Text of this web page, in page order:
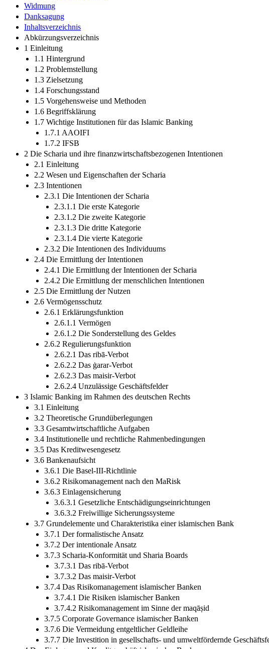
Widmung
Danksagung
Inhaltsverzeichnis
Abkürzungsverzeichnis
1 Einleitung
1.1 Hintergrund
1.2 Problemstellung
1.3 Zielsetzung
1.4 Forschungsstand
1.5 Vorgehensweise und Methoden
1.6 Begriffsklärung
1.7 Wichtige Institutionen für das Islamic Banking
1.7.1 AAOIFI
1.7.2 IFSB
2 Die Scharia und ihre finanzwirtschaftsbezogenen Intentionen
2.1 Einleitung
2.2 Wesen und Eigenschaften der Scharia
2.3 Intentionen
2.3.1 Die Intentionen der Scharia
2.3.1.1 Die erste Kategorie
2.3.1.2 Die zweite Kategorie
2.3.1.3 Die dritte Kategorie
2.3.1.4 Die vierte Kategorie
2.3.2 Die Intentionen des Individuums
2.4 Die Ermittlung der Intentionen
2.4.1 Die Ermittlung der Intentionen der Scharia
2.4.2 Die Ermittlung der menschlichen Intentionen
2.5 Die Ermittlung der Nutzen
2.6 Vermögensschutz
2.6.1 Erklärungsfunktion
2.6.1.1 Vermögen
2.6.1.2 Die Sonderstellung des Geldes
2.6.2 Regulierungsfunktion
2.6.2.1 Das ribā-Verbot
2.6.2.2 Das ġarar-Verbot
2.6.2.3 Das maisir-Verbot
2.6.2.4 Unzulässige Geschäftsfelder
3 Islamic Banking im Rahmen des deutschen Rechts
3.1 Einleitung
3.2 Theoretische Grundüberlegungen
3.3 Gesamtwirtschaftliche Aufgaben
3.4 Institutionelle und rechtliche Rahmenbedingungen
3.5 Das Kreditwesengesetz
3.6 Bankenaufsicht
3.6.1 Die Basel-III-Richtlinie
3.6.2 Risikomanagement nach den MaRisk
3.6.3 Einlagensicherung
3.6.3.1 Gesetzliche Entschädigungseinrichtungen
3.6.3.2 Freiwillige Sicherungssysteme
3.7 Grundelemente und Charakteristika einer islamischen Bank
3.7.1 Der formalistische Ansatz
3.7.2 Der intentionale Ansatz
3.7.3 Scharia-Konformität und Sharia Boards
3.7.3.1 Das ribā-Verbot
3.7.3.2 Das maisir-Verbot
3.7.4 Das Risikomanagement islamischer Banken
3.7.4.1 Die Risiken islamischer Banken
3.7.4.2 Risikomanagement im Sinne der maqāṣid
3.7.5 Corporate Governance islamischer Banken
3.7.6 Die Vermeidung entgeltlicher Geldleihe
3.7.7 Die Investition in gesellschafts- und umweltfördernde